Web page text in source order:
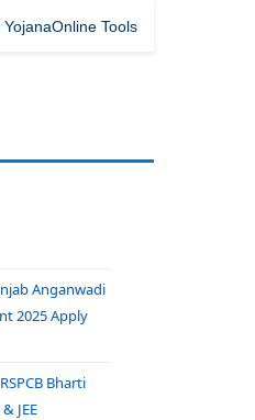
Online Tools
Anganwadi
2025 Apply
Bharti
JEE